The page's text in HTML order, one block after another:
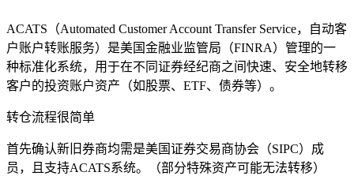
ACATS（Automated Customer Account Transfer Service，自动客
户账户转账服务）是美国金融业监管局（FINRA）管理的一
种标准化系统，用于在不同证券经纪商之间快速、安全地转移
客户的投资账户资产（如股票、ETF、债券等）。
转仓流程很简单
首先确认新旧券商均需是美国证券交易商协会（SIPC）成
员，且支持ACATS系统。（部分特殊资产可能无法转移）